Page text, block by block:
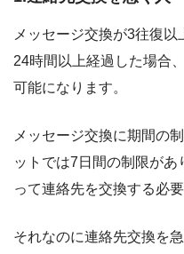
メッセージ交換が3往復
24時間以上経過した場合
可能になります。
メッセージ交換に期間の
ットでは7日間の制限が
って連絡先を交換する必
それなのに連絡先交換を